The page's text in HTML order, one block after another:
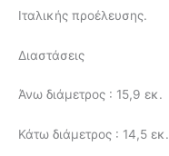
Ιταλικής προέλευσης.
Διαστάσεις
Άνω διάμετρος : 15,9 εκ.
Κάτω διάμετρος : 14,5 εκ.